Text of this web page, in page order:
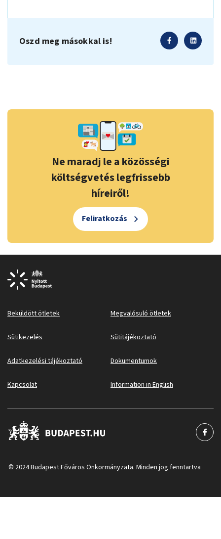
Oszd meg másokkal is!
Ne maradj le a közösségi
költségvetés legfrissebb
híreiről!
Feliratkozás
Beküldött ötletek Megvalósuló ötletek
Sütikezelés Sütitájékoztató
Adatkezelési tájékoztató Dokumentumok
Kapcsolat Information in English
© 2024 Budapest Főváros Önkormányzata. Minden jog fenntartva